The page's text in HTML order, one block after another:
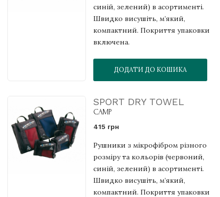
синій, зелений) в асортименті.
Швидко висушіть, м’який,
компактний. Покриття упаковки
включена.
ДОДАТИ ДО КОШИКА
SPORT DRY TOWEL
CAMP
415 грн
Рушники з мікрофібром різного
розміру та кольорів (червоний,
синій, зелений) в асортименті.
Швидко висушіть, м’який,
компактний. Покриття упаковки